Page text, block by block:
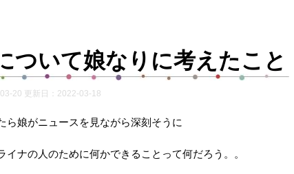
ついて娘なりに考えたこと
20 更新日： 2022-03-18
ら娘がニュースを見ながら深刻そうに
イナの人のために何かできることって何だろう。。